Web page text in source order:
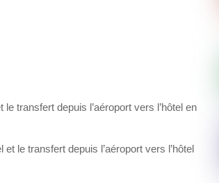
transfert depuis l’aéroport vers l’hôtel en
le transfert depuis l’aéroport vers l’hôtel